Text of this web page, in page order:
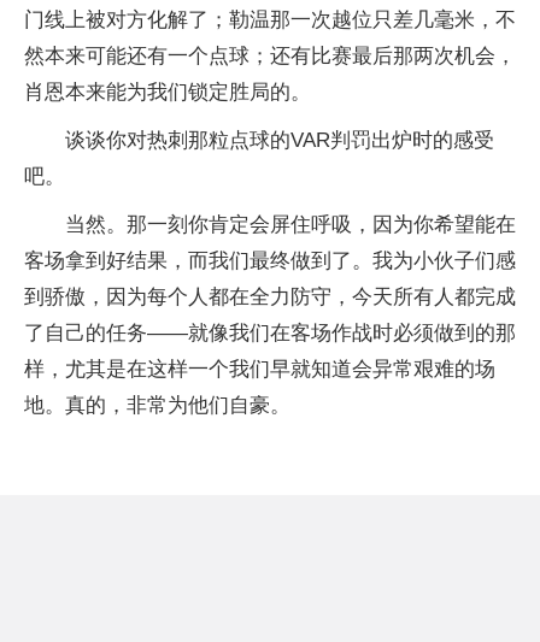
门线上被对方化解了；勒温那一次越位只差几毫米，不
然本来可能还有一个点球；还有比赛最后那两次机会，
肖恩本来能为我们锁定胜局的。​
谈谈你对热刺那粒点球的VAR判罚出炉时的感受
吧。
当然。那一刻你肯定会屏住呼吸，因为你希望能在
客场拿到好结果，而我们最终做到了。我为小伙子们感
到骄傲，因为每个人都在全力防守，今天所有人都完成
了自己的任务——就像我们在客场作战时必须做到的那
样，尤其是在这样一个我们早就知道会异常艰难的场
地。真的，非常为他们自豪。